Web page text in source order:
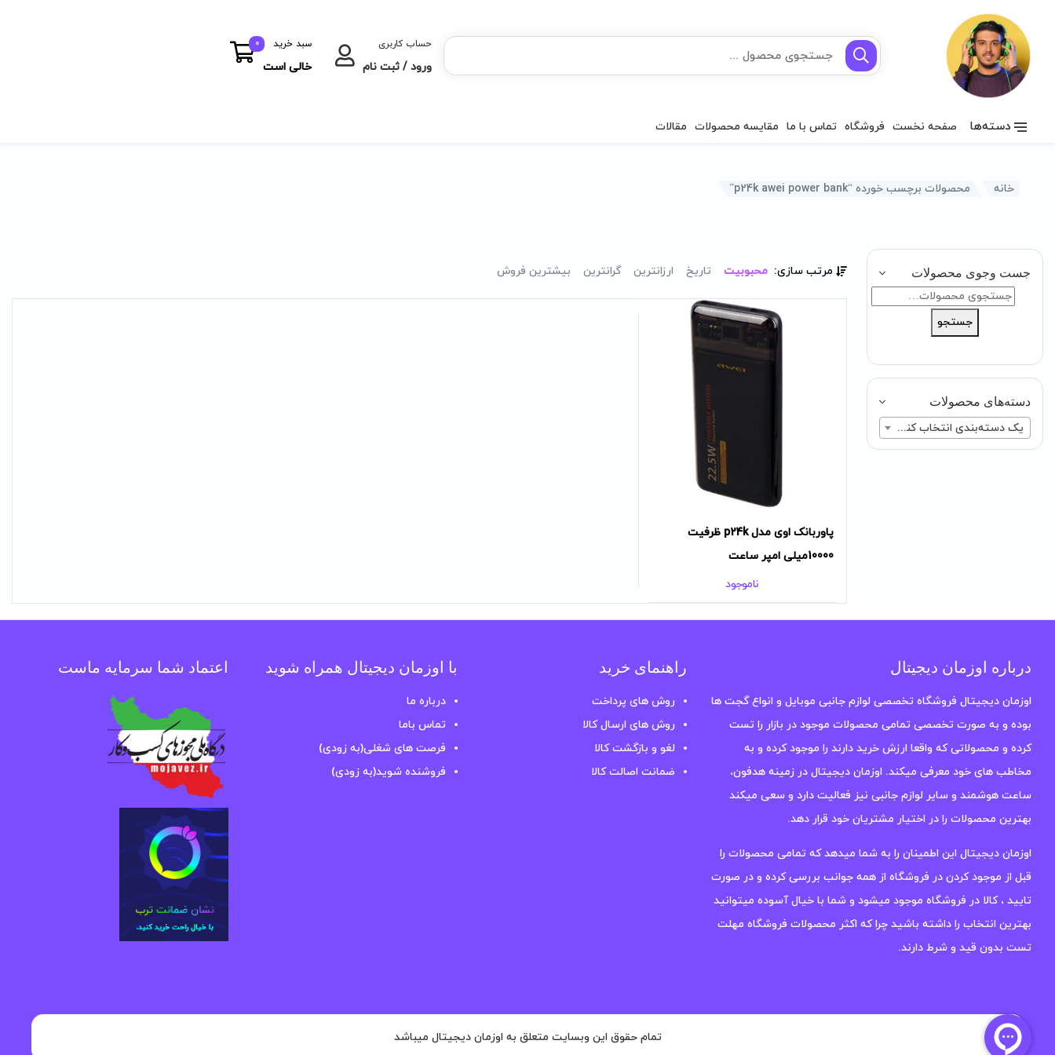
حساب کاربری
ورود / ثبت نام
سبد خرید
خالی است
0
دسته‌ها صفحه نخست فروشگاه تماس با ما مقایسه محصولات مقالات
خانه محصولات برچسب خورده “p24k awei power bank”
جست وجوی محصولات
جستجو
جستجو
دسته‌های محصولات
یک دسته‌بندی انتخاب کنید
مرتب سازی: محبوبیت تاریخ ارزانترین گرانترین بیشترین فروش
پاوربانک اوی مدل p24k ظرفیت
10000میلی امپر ساعت
ناموجود
درباره اوزمان دیجیتال
اوزمان دیجیتال فروشگاه تخصصی لوازم جانبی موبایل و انواع گجت ها
بوده و به صورت تخصصی تمامی محصولات موجود در بازار را تست
کرده و محصولاتی که واقعا ارزش خرید دارند را موجود کرده و به
مخاطب های خود معرفی میکند. اوزمان دیجیتال در زمینه هدفون،
ساعت هوشمند و سایر لوازم جانبی نیز فعالیت دارد و سعی میکند
بهترین محصولات را در اختیار مشتریان خود قرار دهد.
اوزمان دیجیتال این اطمینان را به شما میدهد که تمامی محصولات را
قبل از موجود کردن در فروشگاه از همه جوانب بررسی کرده و در صورت
تایید ، کالا در فروشگاه موجود میشود و شما با خیال آسوده میتوانید
بهترین انتخاب را داشته باشید چرا که اکثر محصولات فروشگاه مهلت
تست بدون قید و شرط دارند.
راهنمای خرید
روش های پرداخت
روش های ارسال کالا
لغو و بازگشت کالا
ضمانت اصالت کالا
با اوزمان دیجیتال همراه شوید
درباره ما
تماس باما
فرصت های شغلی(به زودی)
فروشنده شوید(به زودی)
اعتماد شما سرمایه ماست
تمام حقوق این وبسایت متعلق به اوزمان دیجیتال میباشد